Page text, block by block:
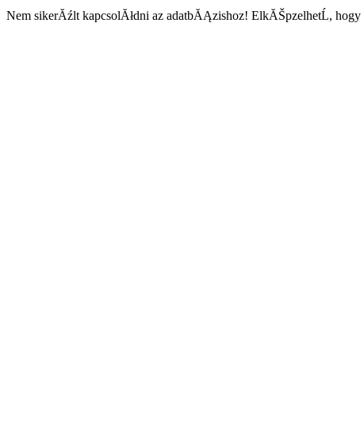
Nem sikerĂźlt kapcsolĂłdni az adatbĂĄzishoz! ElkĂŠpzelhetĹ,